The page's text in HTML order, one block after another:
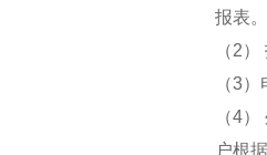
报表
（2
（3
（4
户根